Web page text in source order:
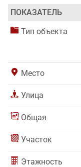
ПОКАЗАТЕЛЬ
Тип объекта
Место
Улица
Общая
Участок
Этажность